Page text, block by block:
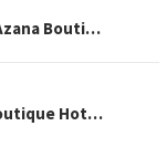
Bouti…
Hot…